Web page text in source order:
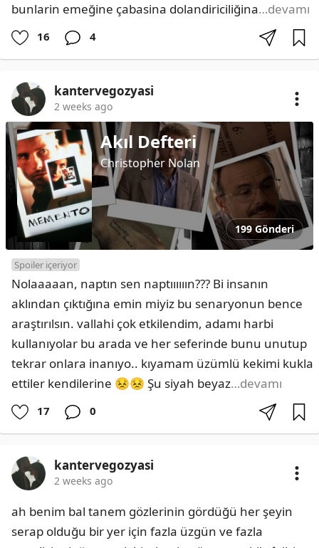
bunlarin emeğine çabasina dolandiriciliğina…devamı
16 4
kantervegozyasi
2 weeks ago
Akıl Defteri
Christopher Nolan
199 Gönderi
Spoiler içeriyor
Nolaaaaan, naptın sen naptıııııın??? Bi insanın
aklından çıktığına emin miyiz bu senaryonun bence
araştırılsın. vallahi çok etkilendim, adamı harbi
kullanıyolar bu arada ve her seferinde bunu unutup
tekrar onlara inanıyo.. kıyamam üzümlü kekimi kukla
ettiler kendilerine 😣😣 Şu siyah beyaz…devamı
17 0
kantervegozyasi
2 weeks ago
ah benim bal tanem gözlerinin gördüğü her şeyin
serap olduğu bir yer için fazla üzgün ve fazla